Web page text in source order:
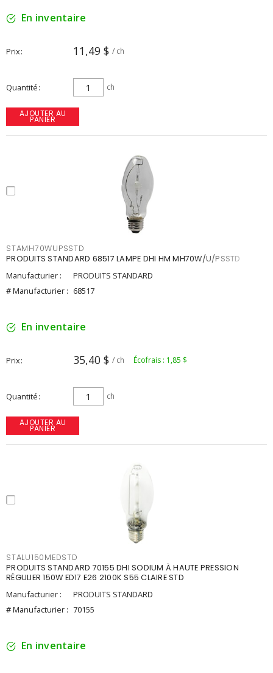
En inventaire
Prix 11,49 $ / ch
Quantité ch
AJOUTER AU
PANIER
STAMH70WUPSSTD
PRODUITS STANDARD 68517 LAMPE DHI HM MH70W/U/PSSTD
Manufacturier :
PRODUITS STANDARD
# Manufacturier : 68517
En inventaire
Prix 35,40 $ / ch Écofrais : 1,85 $
Quantité ch
AJOUTER AU
PANIER
STALU150MEDSTD
PRODUITS STANDARD 70155 DHI SODIUM À HAUTE PRESSION
RÉGULIER 150W ED17 E26 2100K S55 CLAIRE STD
Manufacturier :
PRODUITS STANDARD
# Manufacturier : 70155
En inventaire